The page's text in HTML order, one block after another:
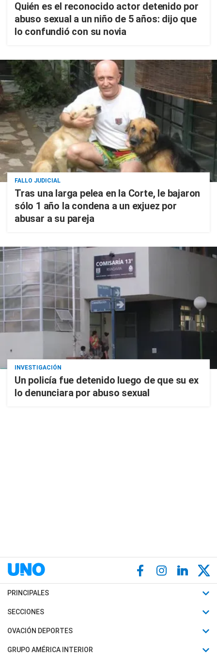
Quién es el reconocido actor detenido por
abuso sexual a un niño de 5 años: dijo que
lo confundió con su novia
FALLO JUDICIAL
Tras una larga pelea en la Corte, le bajaron
sólo 1 año la condena a un exjuez por
abusar a su pareja
INVESTIGACIÓN
Un policía fue detenido luego de que su ex
lo denunciara por abuso sexual
PRINCIPALES
Últimas Noticias
Política
SECCIONES
Horóscopo
Motores
OVACIÓN DEPORTES
Fútbol
GRUPO AMÉRICA INTERIOR